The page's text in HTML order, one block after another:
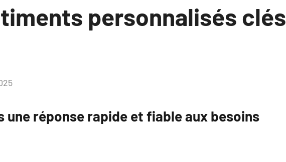
personnalisés clés
une réponse rapide et fiable aux besoins